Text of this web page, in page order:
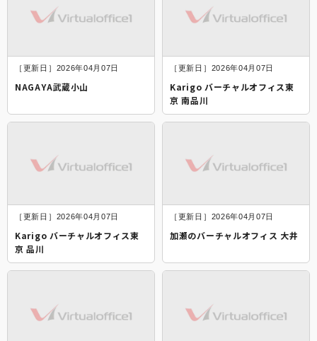
［更新日］2026年04月07日
NAGAYA武蔵小山
［更新日］2026年04月07日
Karigo バーチャルオフィス東
京 南品川
［更新日］2026年04月07日
Karigo バーチャルオフィス東
京 品川
［更新日］2026年04月07日
加瀬のバーチャルオフィス 大井